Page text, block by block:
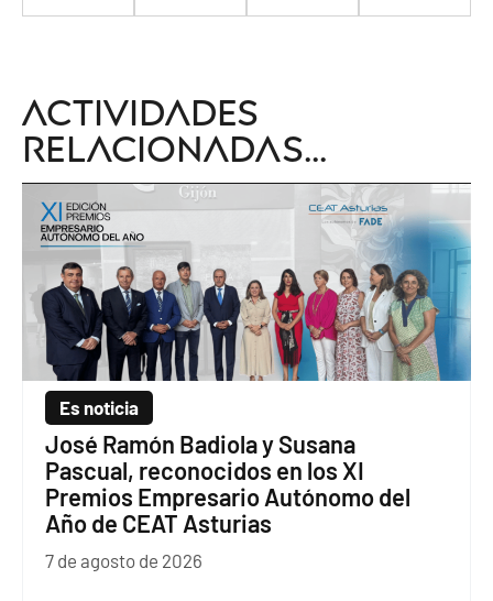
Actividades
relacionadas...
Es noticia
José Ramón Badiola y Susana
Pascual, reconocidos en los XI
Premios Empresario Autónomo del
Año de CEAT Asturias
7 de agosto de 2026